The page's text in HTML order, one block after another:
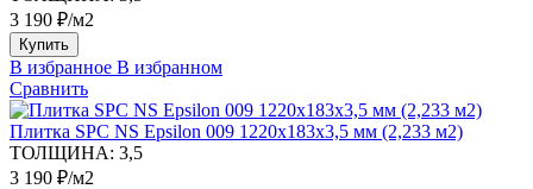
3 190 ₽/м2
Купить
В избранное В избранном
Сравнить
Плитка SPC NS Epsilon 009 1220х183х3,5 мм (2,233 м2)
ТОЛЩИНА: 3,5
3 190 ₽/м2